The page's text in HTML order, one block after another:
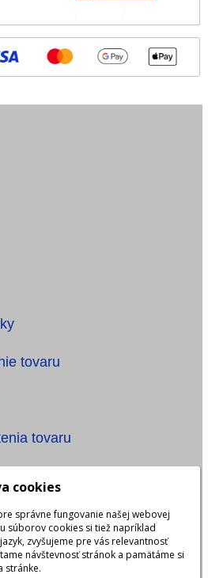
tovaru
tovaru
s.r.o.
cookies
správne fungovanie našej webovej
súborov cookies si tiež napríklad
zvyšujeme pre vás relevantnosť
návštevnosť stránok a pamätáme si
stránke.